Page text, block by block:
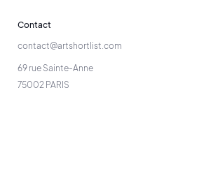
Contact
contact@artshortlist.com
69 rue Sainte-Anne
75002 PARIS